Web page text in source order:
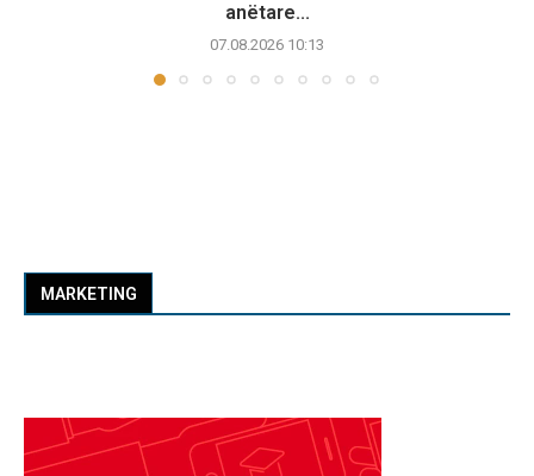
anëtare...
07.08.2026 10:13
MARKETING